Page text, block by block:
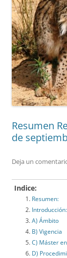
Resumen
de
Deja un
Indice:
Resumen:
Introducción:
A) Ámbito
B) Vigencia
C) Máster
D)